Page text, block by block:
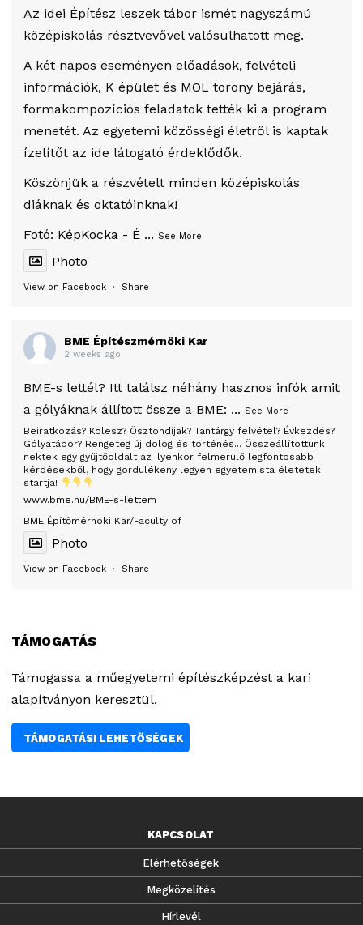
Az idei Építész leszek tábor ismét nagyszámú
középiskolás résztvevővel valósulhatott meg.
A két napos eseményen előadások, felvételi
információk, K épület és MOL torony bejárás,
formakompozíciós feladatok tették ki a program
menetét. Az egyetemi közösségi életről is kaptak
ízelítőt az ide látogató érdeklődők.
Köszönjük a részvételt minden középiskolás
diáknak és oktatóinknak!
Fotó: KépKocka - É ... See More
Photo
View on Facebook · Share
BME Építészmérnöki Kar
2 weeks ago
BME-s lettél? Itt találsz néhány hasznos infók amit
a gólyáknak állított össze a BME:
Beiratkozás? Kolesz? Ösztöndíjak? Tantárgy felvétel? Évkezdés?
Gólyatábor? Rengeteg új dolog és történés... Összeállítottunk
nektek egy gyűjtőoldalt az ilyenkor felmerülő legfontosabb
kérdésekből, hogy gördülékeny legyen egyetemista életetek
startja!
www.bme.hu/BME-s-lettem
BME Építőmérnöki Kar/Faculty of
... See More
Photo
View on Facebook · Share
TÁMOGATÁS
Támogassa a műegyetemi építészképzést a kari
alapítványon keresztül.
TÁMOGATÁSI LEHETŐSÉGEK
KAPCSOLAT
Elérhetőségek
Megközelítés
Hírlevél